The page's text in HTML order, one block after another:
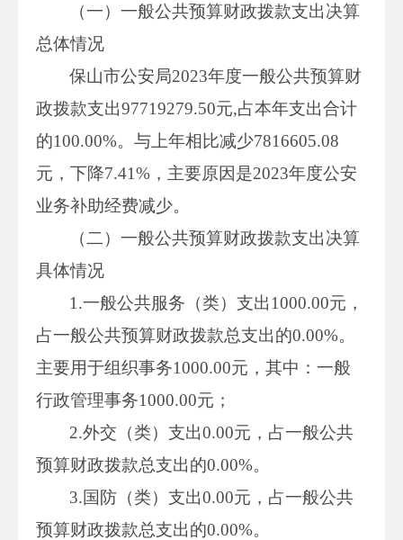
（一）一般公共预算财政拨款支出决算
总体情况
保山市公安局2023年度一般公共预算财
政拨款支出97719279.50元,占本年支出合计
的100.00%。与上年相比减少7816605.08
元，下降7.41%，主要原因是2023年度公安
业务补助经费减少。
（二）一般公共预算财政拨款支出决算
具体情况
1.一般公共服务（类）支出1000.00元，
占一般公共预算财政拨款总支出的0.00%。
主要用于组织事务1000.00元，其中：一般
行政管理事务1000.00元；
2.外交（类）支出0.00元，占一般公共
预算财政拨款总支出的0.00%。
3.国防（类）支出0.00元，占一般公共
预算财政拨款总支出的0.00%。